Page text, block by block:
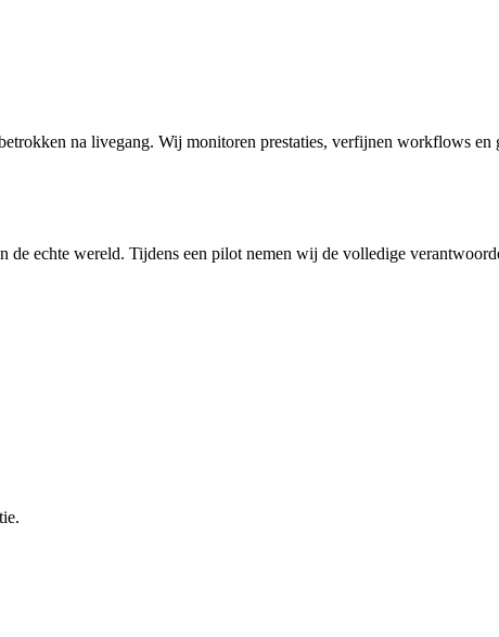
na livegang. Wij monitoren prestaties, verfijnen workflows
echte wereld. Tijdens een pilot nemen wij de volledige